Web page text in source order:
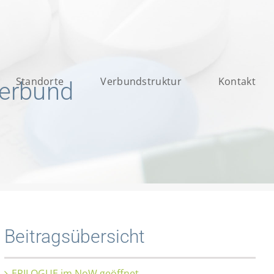
Standorte Verbundstruktur Kontakt
Beitragsübersicht